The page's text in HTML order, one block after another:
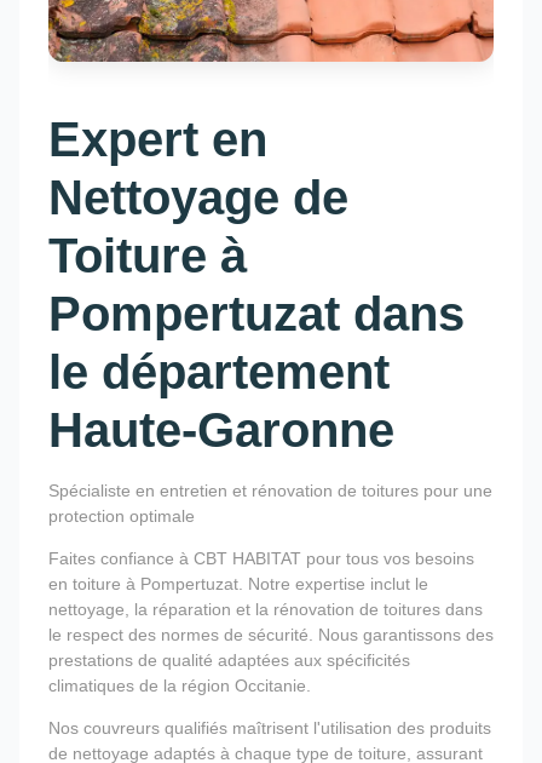
Expert en
Nettoyage de
Toiture à
Pompertuzat dans
le département
Haute-Garonne
Spécialiste en entretien et rénovation de toitures pour une
protection optimale
Faites confiance à CBT HABITAT pour tous vos besoins
en toiture à Pompertuzat. Notre expertise inclut le
nettoyage, la réparation et la rénovation de toitures dans
le respect des normes de sécurité. Nous garantissons des
prestations de qualité adaptées aux spécificités
climatiques de la région Occitanie.
Nos couvreurs qualifiés maîtrisent l'utilisation des produits
de nettoyage adaptés à chaque type de toiture, assurant